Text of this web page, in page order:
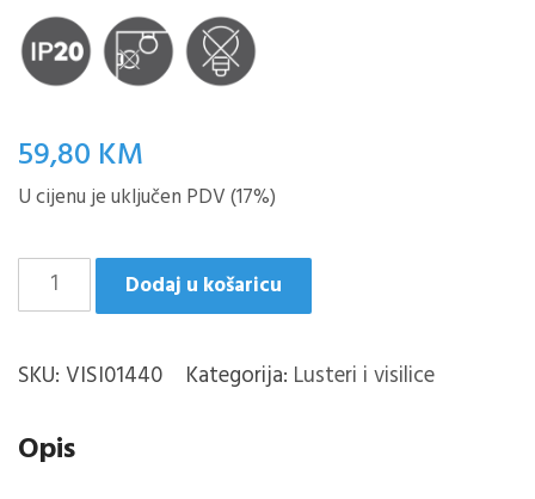
59,80 KM
U cijenu je uključen PDV (17%)
ENZO
CRNO
VISILICA
količina
Dodaj u košaricu
SKU: VISI01440 Kategorija: Lusteri i visilice
Opis